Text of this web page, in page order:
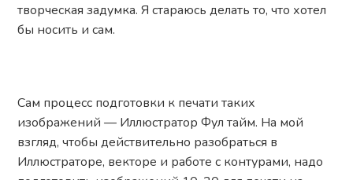
творческая задумка. Я стараюсь делать то, что хотел
бы носить и сам.
Сам процесс подготовки к печати таких
изображений — Иллюстратор Фул тайм. На мой
взгляд, чтобы действительно разобраться в
Иллюстраторе, векторе и работе с контурами, надо